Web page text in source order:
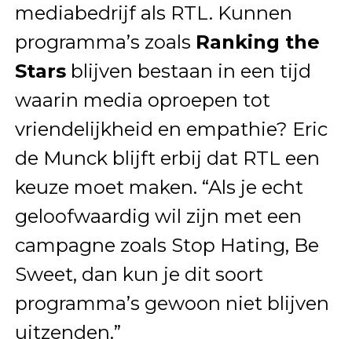
mediabedrijf als RTL. Kunnen
programma’s zoals Ranking the
Starsblijven bestaan in een tijd
waarin media oproepen tot
vriendelijkheid en empathie? Eric
de Munck blijft erbij dat RTL een
keuze moet maken. “Als je echt
geloofwaardig wil zijn met een
campagne zoals Stop Hating, Be
Sweet, dan kun je dit soort
programma’s gewoon niet blijven
uitzenden.”